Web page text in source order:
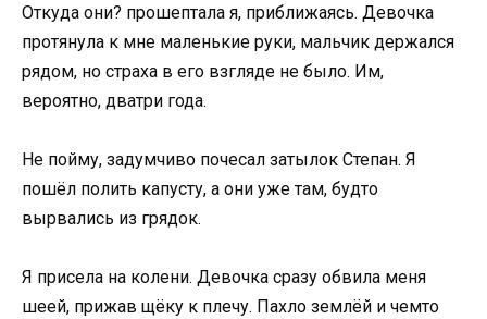
Откуда они? прошептала я, приближаясь. Девочка
протянула к мне маленькие руки, мальчик держался
рядом, но страха в его взгляде не было. Им,
вероятно, дватри года.
Не пойму, задумчиво почесал затылок Степан. Я
пошёл полить капусту, а они уже там, будто
вырвались из грядок.
Я присела на колени. Девочка сразу обвила меня
шеей, прижав щёку к плечу. Пахло землёй и чемто